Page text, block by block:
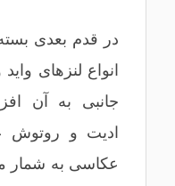
در قدم بعدی
انواع لنزهای
جانبی به آن
ادیت و روتوش
عکاسی به شمار